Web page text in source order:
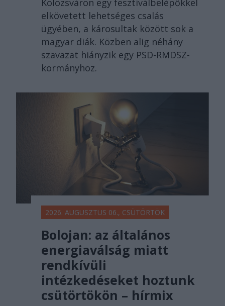
Kolozsváron egy fesztiválbelépőkkel
elkövetett lehetséges csalás
ügyében, a károsultak között sok a
magyar diák. Közben alig néhány
szavazat hiányzik egy PSD-RMDSZ-
kormányhoz.
2026. AUGUSZTUS 06., CSÜTÖRTÖK
Bolojan: az általános
energiaválság miatt
rendkívüli
intézkedéseket hoztunk
csütörtökön – hírmix